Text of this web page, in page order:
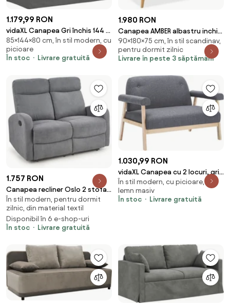
1.179,99 RON
vidaXL Canapea Gri închis 144 x
80 x 85 cm țesătură
85×144×80 cm, în stil modern, cu
picioare
În stoc
Livrare gratuită
1.980 RON
Canapea AMBER albastru inchis
cu 3 locuri
90×180×75 cm, în stil scandinav,
pentru dormit zilnic
Livrare în peste 3 săptămâni
1.757 RON
Canapea recliner Oslo 2 stofa
gri inchis H100 cm
În stil modern, pentru dormit
zilnic, din material textil
Disponibil în 6 e-shop-uri
În stoc
Livrare gratuită
1.030,99 RON
vidaXL Canapea cu 2 locuri, gri
închis, material textil
În stil modern, cu picioare, din
lemn masiv
În stoc
Livrare gratuită